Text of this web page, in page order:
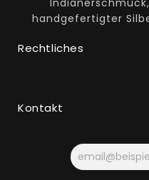
handgefertigter
Rechtliches
Kontakt